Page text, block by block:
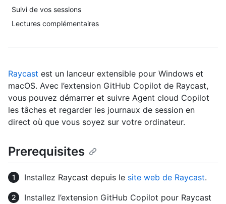
Suivi de vos sessions
Lectures complémentaires
Raycast est un lanceur extensible pour Windows et
macOS. Avec l’extension GitHub Copilot de Raycast,
vous pouvez démarrer et suivre Agent cloud Copilot
les tâches et regarder les journaux de session en
direct où que vous soyez sur votre ordinateur.
Prerequisites
Installez Raycast depuis le site web de Raycast.
Installez l’extension GitHub Copilot pour Raycast